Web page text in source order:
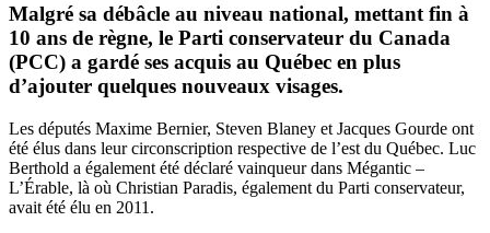
Malgré sa débâcle au niveau national, mettant fin à
10 ans de règne, le Parti conservateur du Canada
(PCC) a gardé ses acquis au Québec en plus
d’ajouter quelques nouveaux visages.
Les députés Maxime Bernier, Steven Blaney et Jacques Gourde ont
été élus dans leur circonscription respective de l’est du Québec. Luc
Berthold a également été déclaré vainqueur dans Mégantic –
L’Érable, là où Christian Paradis, également du Parti conservateur,
avait été élu en 2011.